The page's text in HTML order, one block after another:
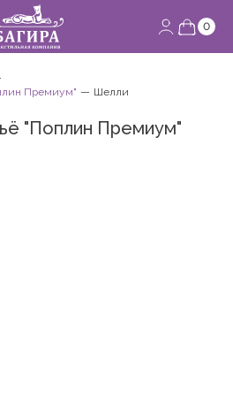
0
Премиум"
Шелли
"Поплин Премиум"